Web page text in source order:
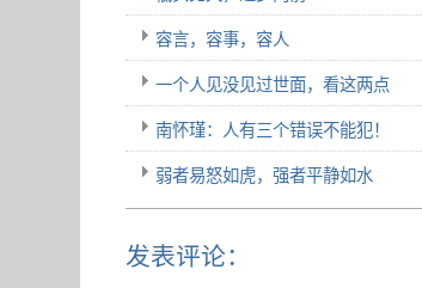
容言，容事，容人
一个人见没见过世面，看这两点
南怀瑾：人有三个错误不能犯！
弱者易怒如虎，强者平静如水
发表评论：